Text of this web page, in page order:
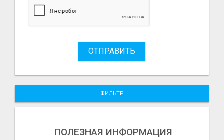
ОТПРАВИТЬ
ФИЛЬТР
ПОЛЕЗНАЯ ИНФОРМАЦИЯ